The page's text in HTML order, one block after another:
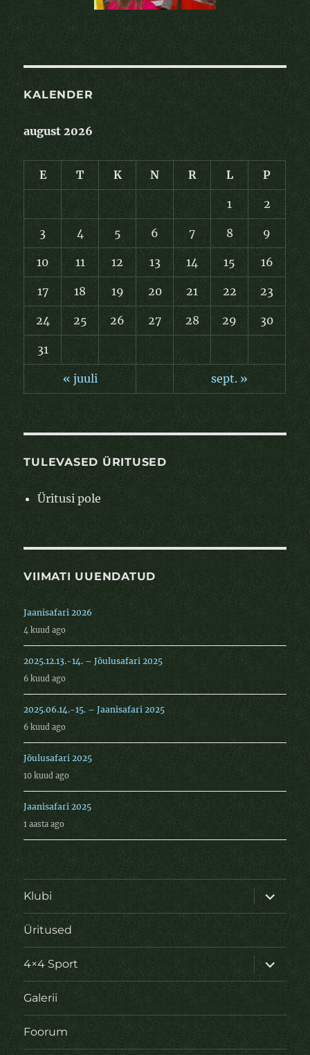
KALENDER
august 2026
E T K N R L P
1 2
3 4 5 6 7 8 9
10 11 12 13 14 15 16
17 18 19 20 21 22 23
24 25 26 27 28 29 30
31
« juuli sept. »
TULEVASED ÜRITUSED
Üritusi pole
VIIMATI UUENDATUD
Jaanisafari 2026
4 kuud ago
2025.12.13.-14. – Jõulusafari 2025
6 kuud ago
2025.06.14.-15. – Jaanisafari 2025
6 kuud ago
Jõulusafari 2025
10 kuud ago
Jaanisafari 2025
1 aasta ago
Klubi
laienda
Üritused
4×4 Sport
laienda
Galerii
Foorum